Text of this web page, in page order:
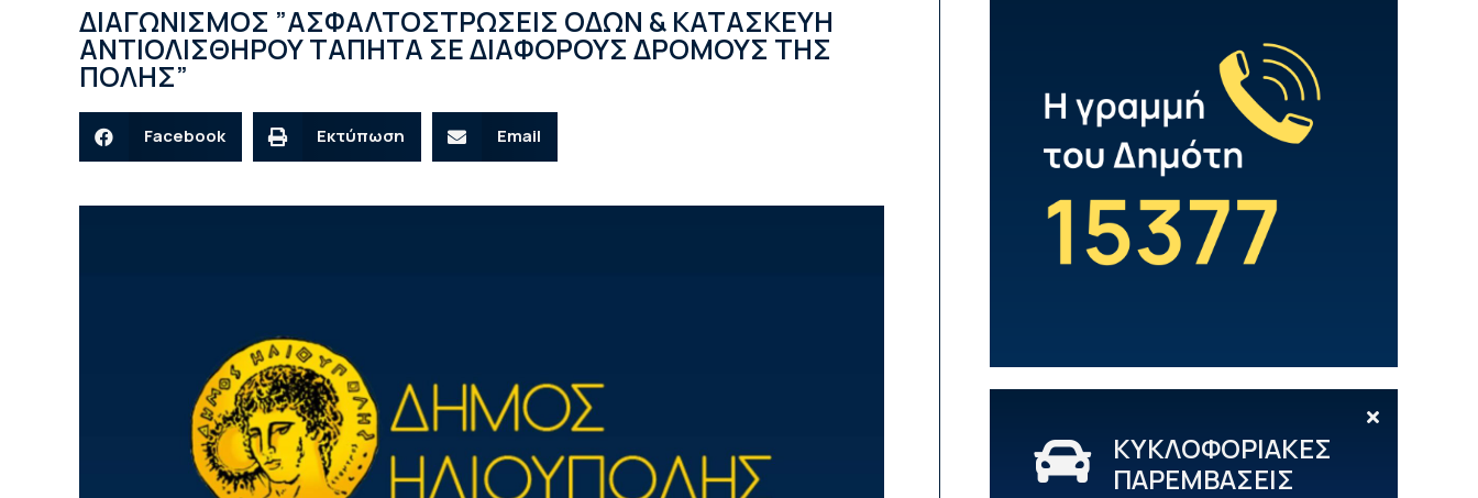
ΔΙΑΓΩΝΙΣΜΟΣ ”ΑΣΦΑΛΤΟΣΤΡΩΣΕΙΣ ΟΔΩΝ & ΚΑΤΑΣΚΕΥΗ
ΑΝΤΙΟΛΙΣΘΗΡΟΥ ΤΑΠΗΤΑ ΣΕ ΔΙΑΦΟΡΟΥΣ ΔΡΟΜΟΥΣ ΤΗΣ
ΠΟΛΗΣ”
Facebook Εκτύπωση Email
ΚΥΚΛΟΦΟΡΙΑΚΕΣ
ΠΑΡΕΜΒΑΣΕΙΣ